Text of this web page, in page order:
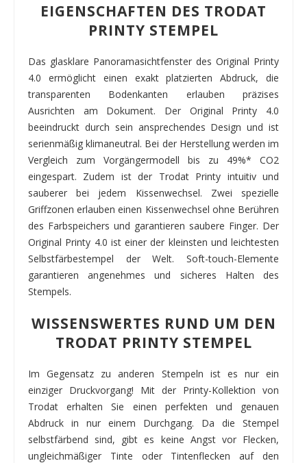
EIGENSCHAFTEN DES TRODAT
PRINTY STEMPEL
Das glasklare Panoramasichtfenster des Original Printy
4.0 ermöglicht einen exakt platzierten Abdruck, die
transparenten Bodenkanten erlauben präzises
Ausrichten am Dokument. Der Original Printy 4.0
beeindruckt durch sein ansprechendes Design und ist
serienmäßig klimaneutral. Bei der Herstellung werden im
Vergleich zum Vorgängermodell bis zu 49%* CO2
eingespart. Zudem ist der Trodat Printy intuitiv und
sauberer bei jedem Kissenwechsel. Zwei spezielle
Griffzonen erlauben einen Kissenwechsel ohne Berühren
des Farbspeichers und garantieren saubere Finger. Der
Original Printy 4.0 ist einer der kleinsten und leichtesten
Selbstfärbestempel der Welt. Soft-touch-Elemente
garantieren angenehmes und sicheres Halten des
Stempels.
WISSENSWERTES RUND UM DEN
TRODAT PRINTY STEMPEL
Im Gegensatz zu anderen Stempeln ist es nur ein
einziger Druckvorgang! Mit der Printy-Kollektion von
Trodat erhalten Sie einen perfekten und genauen
Abdruck in nur einem Durchgang. Da die Stempel
selbstfärbend sind, gibt es keine Angst vor Flecken,
ungleichmäßiger Tinte oder Tintenflecken auf den